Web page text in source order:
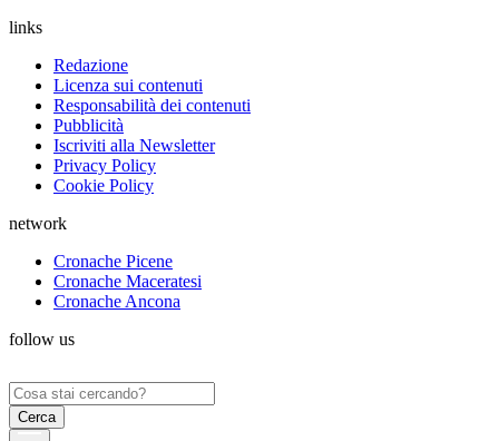
links
Redazione
Licenza sui contenuti
Responsabilità dei contenuti
Pubblicità
Iscriviti alla Newsletter
Privacy Policy
Cookie Policy
network
Cronache Picene
Cronache Maceratesi
Cronache Ancona
follow us
Ricerca
per: